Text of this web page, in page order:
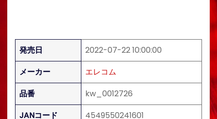
発売日
2022-07-22 10:00:00
メーカー
エレコム
品番
kw_0012726
JANコード
4549550241601